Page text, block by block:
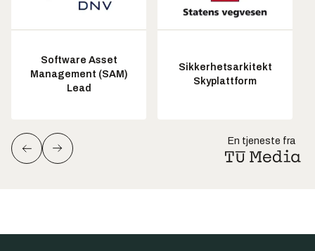
Software Asset
Management (SAM)
Lead
Sikkerhetsarkitekt
Skyplattform
En tjeneste fra